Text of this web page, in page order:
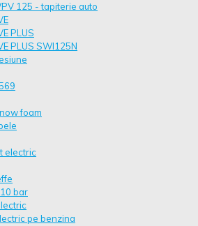
125 - tapiterie auto
PLUS
PLUS SWI125N
foam
electric
bar
pe benzina